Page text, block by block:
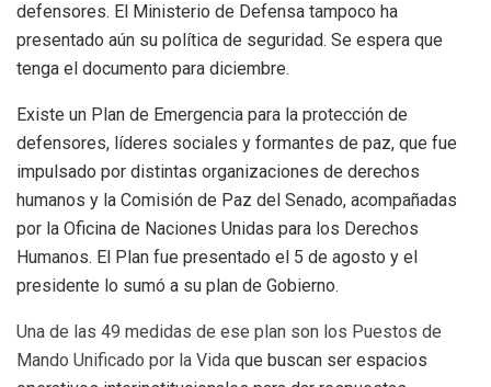
defensores. El Ministerio de Defensa tampoco ha
presentado aún su política de seguridad. Se espera que
tenga el documento para diciembre.
Existe un Plan de Emergencia para la protección de
defensores, líderes sociales y formantes de paz, que fue
impulsado por distintas organizaciones de derechos
humanos y la Comisión de Paz del Senado, acompañadas
por la Oficina de Naciones Unidas para los Derechos
Humanos. El Plan fue presentado el 5 de agosto y el
presidente lo sumó a su plan de Gobierno.
Una de las 49 medidas de ese plan son los Puestos de
Mando Unificado por la Vida que buscan ser espacios